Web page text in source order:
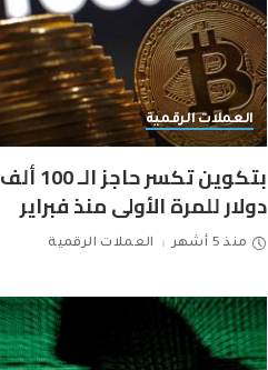
العملات الرقمية
بتكوين تكسر حاجز الـ 100 ألف
دولار للمرة الأولى منذ فبراير
منذ 5 أشهر العملات الرقمية